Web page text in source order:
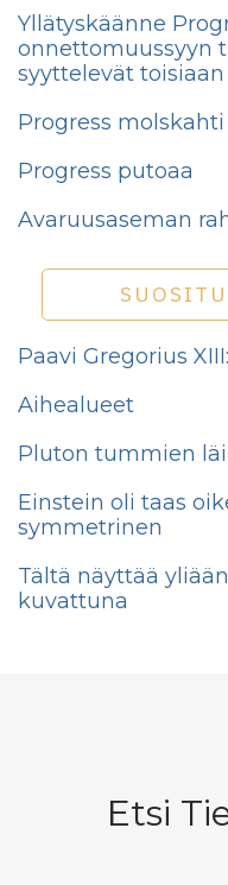
Yllätyskäänne
onnettomuussyyn
syyttelevät toisiaan
Progress
Progress putoaa
Avaruusaseman
Paavi Gregorius
Aihealueet
Pluton tummien
Einstein oli taas
symmetrinen
Tältä näyttää
kuvattuna
Etsi